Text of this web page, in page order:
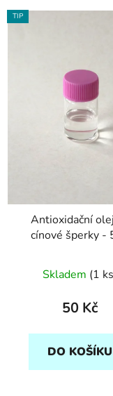
TIP
Antioxidační
cínové šperky -
Skladem (1
50 Kč
DO KOŠÍKU